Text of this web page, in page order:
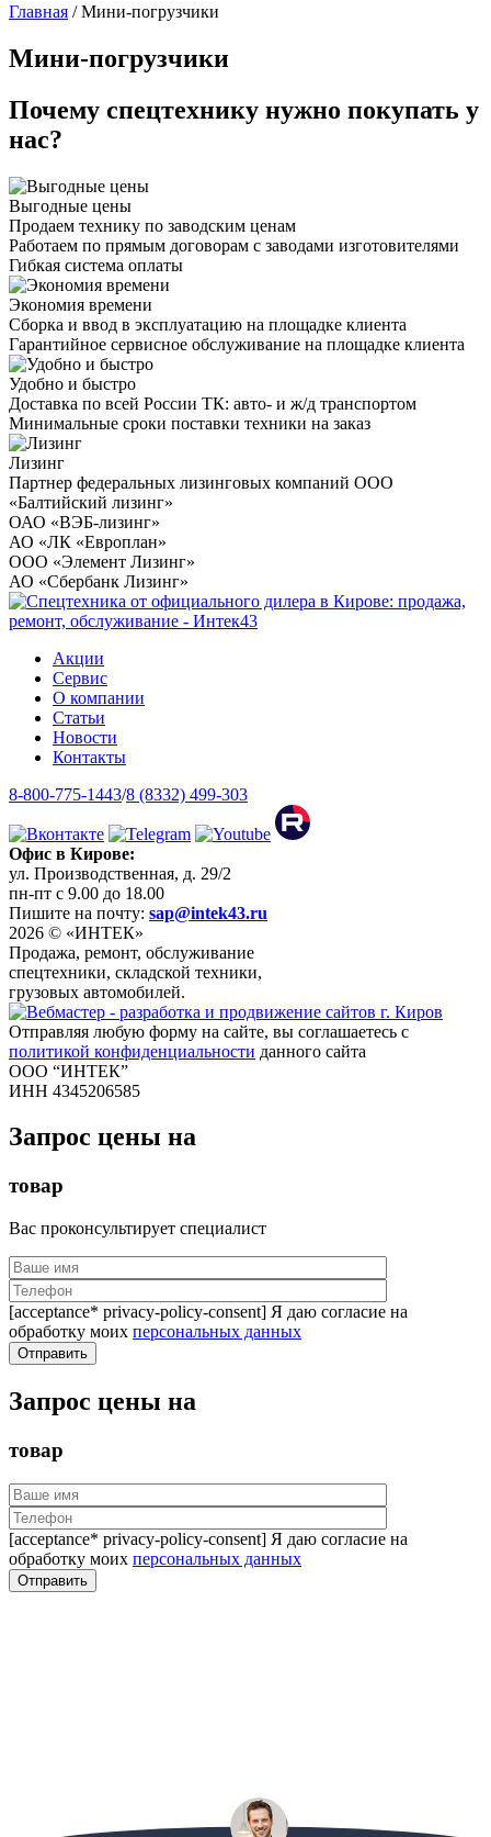
Главная /Мини-погрузчики
Мини-погрузчики
Почему спецтехнику нужно покупать у
нас?
Выгодные цены
Продаем технику по заводским ценам
Работаем по прямым договорам с заводами изготовителями
Гибкая система оплаты
Экономия времени
Сборка и ввод в эксплуатацию на площадке клиента
Гарантийное сервисное обслуживание на площадке клиента
Удобно и быстро
Доставка по всей России ТК: авто- и ж/д транспортом
Минимальные сроки поставки техники на заказ
Лизинг
Партнер федеральных лизинговых компаний ООО
«Балтийский лизинг»
ОАО «ВЭБ-лизинг»
АО «ЛК «Европлан»
ООО «Элемент Лизинг»
АО «Сбербанк Лизинг»
Акции
Сервис
О компании
Статьи
Новости
Контакты
8-800-775-1443/8 (8332) 499-303
Офис в Кирове:
ул. Производственная, д. 29/2
пн-пт с 9.00 до 18.00
Пишите на почту: sap@intek43.ru
2026 © «ИНТЕК»
Продажа, ремонт, обслуживание
спецтехники, складской техники,
грузовых автомобилей.
Отправляя любую форму на сайте, вы соглашаетесь с
политикой конфиденциальности данного сайта
ООО “ИНТЕК”
ИНН 4345206585
Запрос цены на
товар
Вас проконсультирует специалист
[acceptance* privacy-policy-consent] Я даю согласие на
обработку моих персональных данных
Запрос цены на
товар
[acceptance* privacy-policy-consent] Я даю согласие на
обработку моих персональных данных